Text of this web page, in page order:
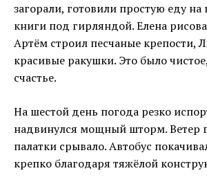
загорали, готовили простую еду на
книги под гирляндой. Елена
Артём строил песчаные крепости,
красивые ракушки. Это было
счастье.
На шестой день погода резко
надвинулся мощный шторм. Ветер
палатки срывало. Автобус
крепко благодаря тяжёлой